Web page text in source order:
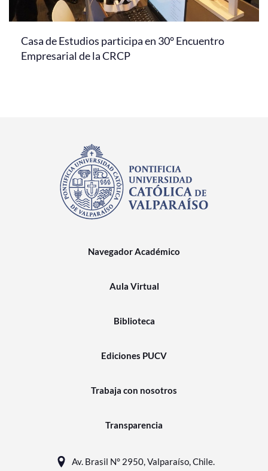
Casa de Estudios participa en 30° Encuentro
Empresarial de la CRCP
Navegador Académico
Aula Virtual
Biblioteca
Ediciones PUCV
Trabaja con nosotros
Transparencia
Av. Brasil N° 2950, Valparaíso, Chile.